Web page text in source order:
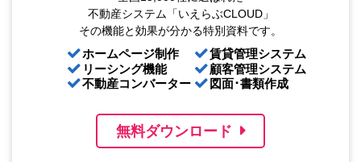
不動産システム「いえらぶCLOUD」
その機能と効果が分かる特別資料です。
ホームページ制作
リーシング機能
不動産コンバーター
賃貸管理システム
顧客管理システム
図面･書類作成
無料ダウンロード